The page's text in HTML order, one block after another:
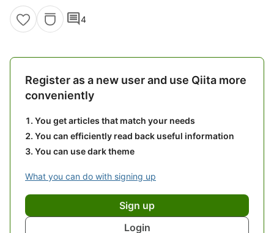
comment4
Register as a new user and use Qiita more
conveniently
You get articles that match your needs
You can efficiently read back useful information
You can use dark theme
What you can do with signing up
Sign up
Login